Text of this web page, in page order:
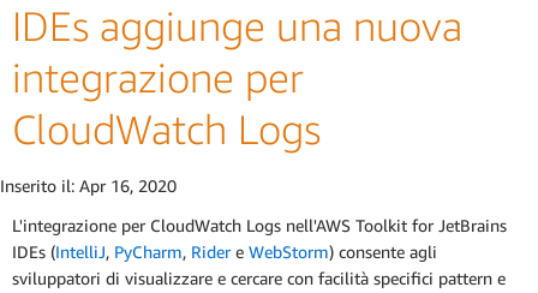
IDEs aggiunge una nuova
integrazione per
CloudWatch Logs
Inserito il: Apr 16, 2020
L'integrazione per CloudWatch Logs nell'AWS Toolkit for JetBrains
IDEs (IntelliJ, PyCharm, Ridere WebStorm) consente agli
sviluppatori di visualizzare e cercare con facilità specifici pattern e